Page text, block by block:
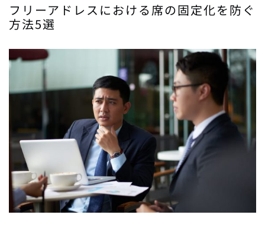
フリーアドレスにおける席の固定化を防ぐ
方法5選